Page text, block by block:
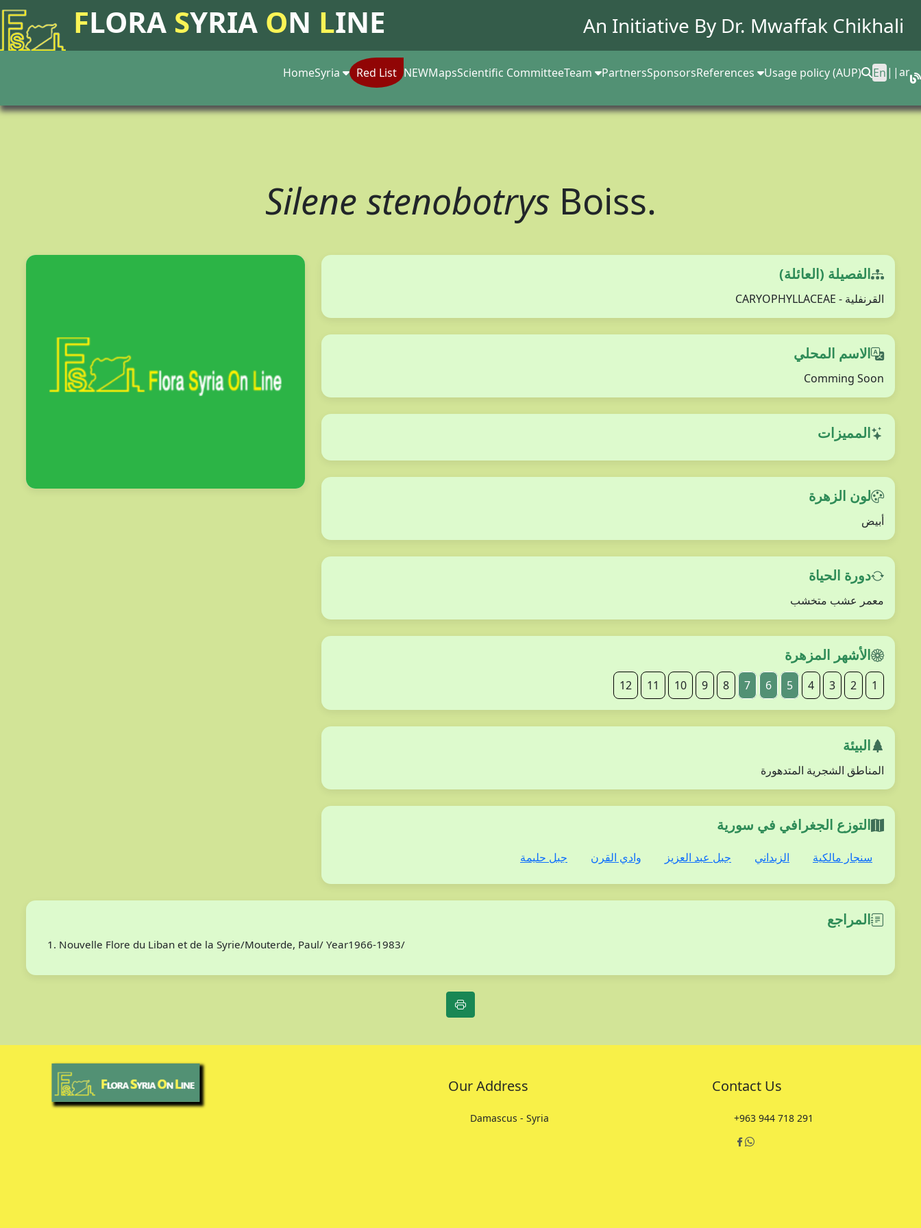
FLORA SYRIA ON LINE An Initiative By Dr. Mwaffak Chikhali
HomeSyria Red List NEWMapsScientific CommitteeTeam PartnersSponsorsReferences Usage policy (AUP) En ||ar
Silene stenobotrys Boiss.
الفصيلة (العائلة)
القرنفلية - CARYOPHYLLACEAE
الاسم المحلي
Comming Soon
المميزات
لون الزهرة
أبيض
دورة الحياة
معمر عشب متخشب
الأشهر المزهرة
1
2
3
4
5
6
7
8
9
10
11
12
البيئة
المناطق الشجرية المتدهورة
التوزع الجغرافي في سورية
سنجار مالكية الزبداني جبل عبد العزيز وادي القرن جبل حليمة
المراجع
Nouvelle Flore du Liban et de la Syrie/Mouterde, Paul/ Year1966-1983/
Our Address
Damascus - Syria
Contact Us
+963 944 718 291